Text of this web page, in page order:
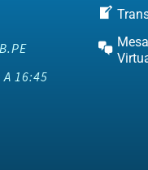
16:45